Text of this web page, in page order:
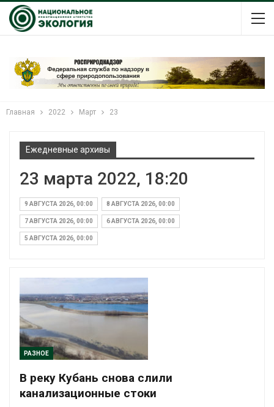
Главная 2022 Март 23
Ежедневные архивы
23 марта 2022, 18:20
9 АВГУСТА 2026, 00:00 8 АВГУСТА 2026, 00:00
7 АВГУСТА 2026, 00:00 6 АВГУСТА 2026, 00:00
5 АВГУСТА 2026, 00:00
РАЗНОЕ
В реку Кубань снова слили
канализационные стоки